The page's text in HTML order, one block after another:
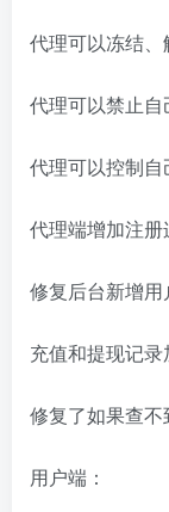
代理可以冻结、
代理可以禁止
代理可以控制
代理端增加注册
修复后台新增用
充值和提现记
修复了如果查
用户端：